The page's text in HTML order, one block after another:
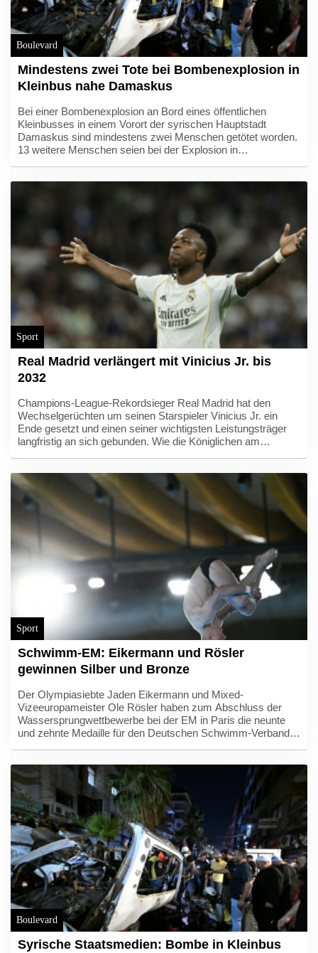
Boulevard
Mindestens zwei Tote bei Bombenexplosion in
Kleinbus nahe Damaskus
Bei einer Bombenexplosion an Bord eines öffentlichen
Kleinbusses in einem Vorort der syrischen Hauptstadt
Damaskus sind mindestens zwei Menschen getötet worden.
13 weitere Menschen seien bei der Explosion in
Berufung auf das Gesundheitsministerium. In der Gegend
Sport
Real Madrid verlängert mit Vinicius Jr. bis
2032
Champions-League-Rekordsieger Real Madrid hat den
Wechselgerüchten um seinen Starspieler Vinicius Jr. ein
Ende gesetzt und einen seiner wichtigsten Leistungsträger
langfristig an sich gebunden. Wie die Königlichen am
Zuletzt war Vinicius Jr. mit dem englischen Meister FC
Arsenal in Verbindung gebracht worden.
Sport
Schwimm-EM: Eikermann und Rösler
gewinnen Silber und Bronze
Der Olympiasiebte Jaden Eikermann und Mixed-
Vizeeuropameister Ole Rösler haben zum Abschluss der
Wassersprungwettbewerbe bei der EM in Paris die neunte
und zehnte Medaille für den Deutschen Schwimm-Verband
Avila Sanchez Fünfter und mit dem Team Siebter, mit 513,05
Punkten zu Silber.
Boulevard
Syrische Staatsmedien: Bombe in Kleinbus